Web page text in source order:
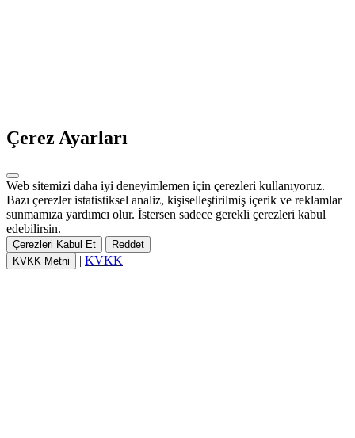
Çerez Ayarları
Web sitemizi daha iyi deneyimlemen için çerezleri kullanıyoruz.
Bazı çerezler istatistiksel analiz, kişiselleştirilmiş içerik ve reklamlar
sunmamıza yardımcı olur. İstersen sadece gerekli çerezleri kabul
edebilirsin.
Çerezleri Kabul Et
Reddet
KVKK Metni
| KVKK